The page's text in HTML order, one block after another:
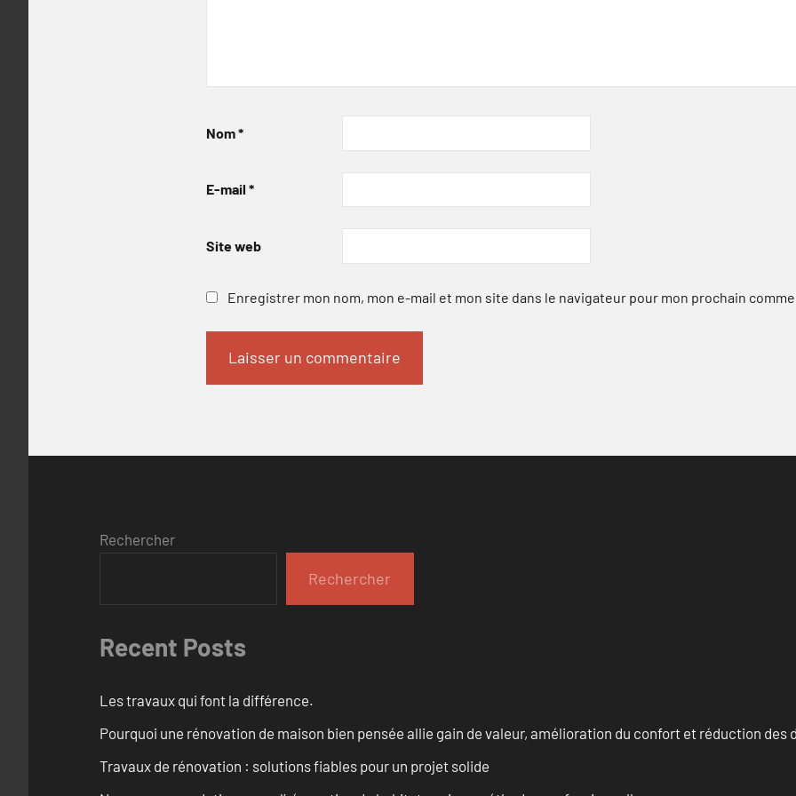
Nom*
E-mail *
Site web
Enregistrer mon nom, mon e-mail et mon site dans le navigateur pour mon prochain
Rechercher
Rechercher
Recent Posts
Les travaux qui font la différence.
Pourquoi une rénovation de maison bien pensée allie gain de valeur, amélioration du confort et réduction des
Travaux de rénovation : solutions fiables pour un projet solide